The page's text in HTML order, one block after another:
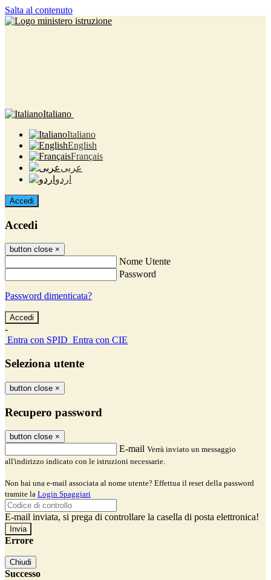
Salta al contenuto
Italiano
Italiano
English
Français
عربى
اردو
Accedi
Accedi
button close ×
Nome Utente
Password
Password dimenticata?
-
Entra con SPID Entra con CIE
Seleziona utente
button close ×
Recupero password
button close ×
E-mail Verrà inviato un messaggio
all'indirizzo indicato con le istruzioni necessarie.
Non hai una e-mail associata al nome utente? Effettua il reset della password
tramite la Login Spaggiari
E-mail inviata, si prega di controllare la casella di posta elettronica!
Errore
Chiudi
Successo